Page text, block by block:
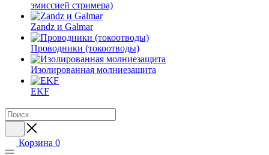
эмиссией стримера)
Zandz и Galmar
Проводники (токоотводы)
Изолированная молниезащита
EKF
Корзина 0